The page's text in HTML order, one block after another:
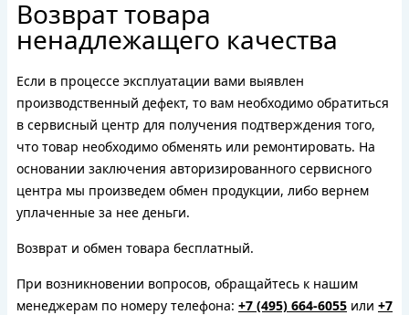
Возврат товара
ненадлежащего качества
Если в процессе эксплуатации вами выявлен
производственный дефект, то вам необходимо обратиться
в сервисный центр для получения подтверждения того,
что товар необходимо обменять или ремонтировать. На
основании заключения авторизированного сервисного
центра мы произведем обмен продукции, либо вернем
уплаченные за нее деньги.
Возврат и обмен товара бесплатный.
При возникновении вопросов, обращайтесь к нашим
менеджерам по номеру телефона: +7 (495) 664-6055 или +7